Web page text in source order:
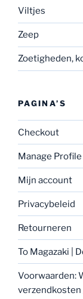
Viltjes
Zeep
Zoetigheden,
PAGINA’S
Checkout
Manage Profile
Mijn account
Privacybeleid
Retourneren
To Magazaki |
Voorwaarden: